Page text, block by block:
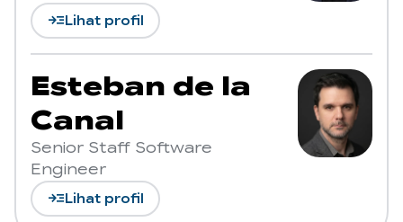
read_moreLihat profil
Esteban de la
Canal
Senior Staff Software
Engineer
read_moreLihat profil